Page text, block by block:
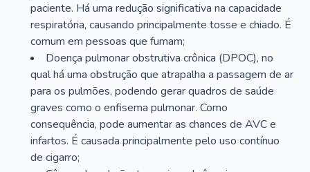
paciente. Há uma redução significativa na capacidade
respiratória, causando principalmente tosse e chiado. É
comum em pessoas que fumam;
Doença pulmonar obstrutiva crônica (DPOC), no
qual há uma obstrução que atrapalha a passagem de ar
para os pulmões, podendo gerar quadros de saúde
graves como o enfisema pulmonar. Como
consequência, pode aumentar as chances de AVC e
infartos. É causada principalmente pelo uso contínuo
de cigarro;